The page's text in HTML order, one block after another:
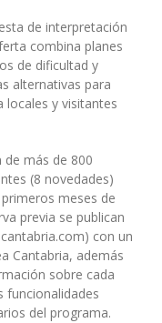
de interpretación
combina planes
de dificultad y
alternativas para
locales y visitantes
de más de 800
(8 novedades)
meses de
previa se publican
con un
Cantabria, además
sobre cada
funcionalidades
del programa.